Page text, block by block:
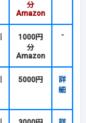
分
Amazon
1000円
分
Amazon
-
5000円
詳
細